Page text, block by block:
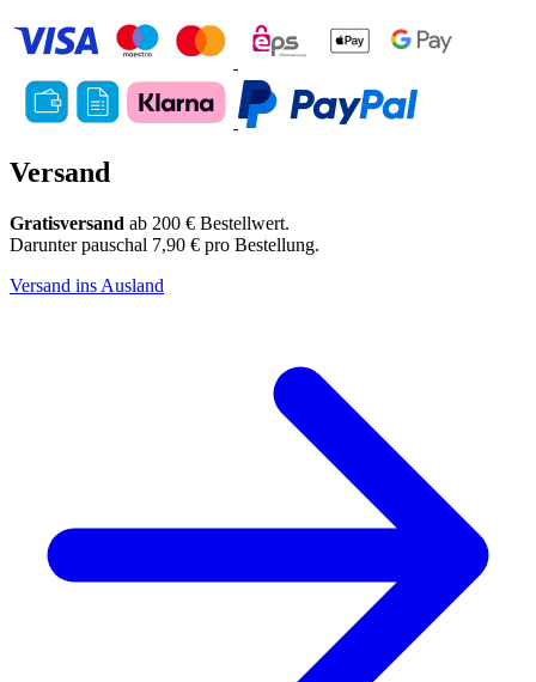
Versand
Gratisversand ab 200 € Bestellwert.
Darunter pauschal 7,90 € pro Bestellung.
Versand ins Ausland